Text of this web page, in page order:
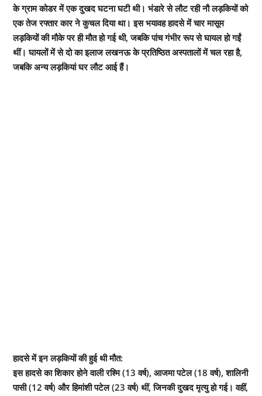
के ग्राम कोडर में एक दुखद घटना घटी थी। भंडारे से लौट रही नौ लड़कियों को
एक तेज रफ्तार कार ने कुचल दिया था। इस भयावह हादसे में चार मासूम
लड़कियों की मौके पर ही मौत हो गई थी, जबकि पांच गंभीर रूप से घायल हो गईं
थीं। घायलों में से दो का इलाज लखनऊ के प्रतिष्ठित अस्पतालों में चल रहा है,
जबकि अन्य लड़कियां घर लौट आई हैं।
हादसे में इन लड़कियों की हुई थी मौत:
इस हादसे का शिकार होने वाली रश्मि (13 वर्ष), आजमा पटेल (18 वर्ष), शालिनी
पासी (12 वर्ष) और हिमांशी पटेल (23 वर्ष) थीं, जिनकी दुखद मृत्यु हो गई। वहीं,